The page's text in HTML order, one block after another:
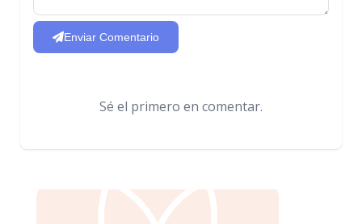
Enviar Comentario
Sé el primero en comentar.